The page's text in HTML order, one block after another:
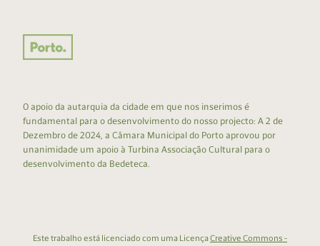
O apoio da autarquia da cidade em que nos inserimos é
fundamental para o desenvolvimento do nosso projecto: A 2 de
Dezembro de 2024, a Câmara Municipal do Porto aprovou por
unanimidade um apoio à Turbina Associação Cultural para o
desenvolvimento da Bedeteca.
Este trabalho está licenciado com uma LicençaCreative Commons -